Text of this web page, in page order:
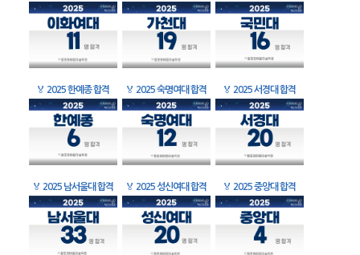
🏅 2025 한예종 합격 🏅 2025 숙명여대 합격 🏅 2025 서경대 합격
🏅 2025 남서울대 합격 🏅 2025 성신여대 합격 🏅 2025 중앙대 합격